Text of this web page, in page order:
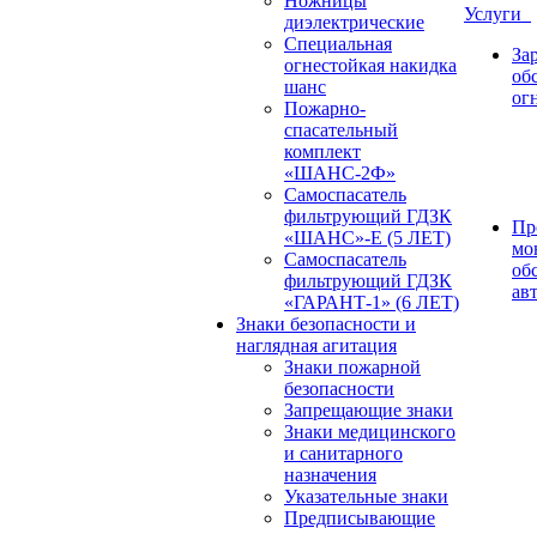
диэлектрические
Специальная
огнестойкая накидка
шанс
Пожарно-
спасательный
комплект
«ШАНС-2Ф»
Самоспасатель
фильтрующий ГДЗК
«ШАНС»-Е (5 ЛЕТ)
Самоспасатель
фильтрующий ГДЗК
«ГАРАНТ-1» (6 ЛЕТ)
Знаки безопасности и
наглядная агитация
Знаки пожарной
безопасности
Запрещающие знаки
Знаки медицинского
и санитарного
назначения
Указательные знаки
Предписывающие
Услуги